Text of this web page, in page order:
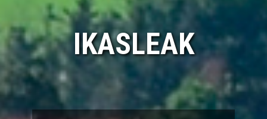
IKASLEAK